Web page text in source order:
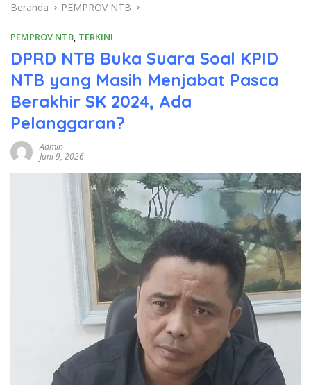
Beranda PEMPROV NTB
PEMPROV NTB, TERKINI
DPRD NTB Buka Suara Soal KPID
NTB yang Masih Menjabat Pasca
Berakhir SK 2024, Ada
Pelanggaran?
Admin
Juni 9, 2026